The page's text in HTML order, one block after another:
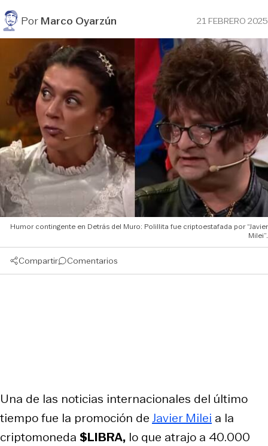
PorMarco Oyarzún 21 FEBRERO 2025
Humor contingente en Detrás del Muro: Polillita fue criptoestafada por “Javier
Milei”.
Compartir Comentarios
Una de las noticias internacionales del último
tiempo fue la promoción de Javier Milei a la
criptomoneda $LIBRA, lo que atrajo a 40.000